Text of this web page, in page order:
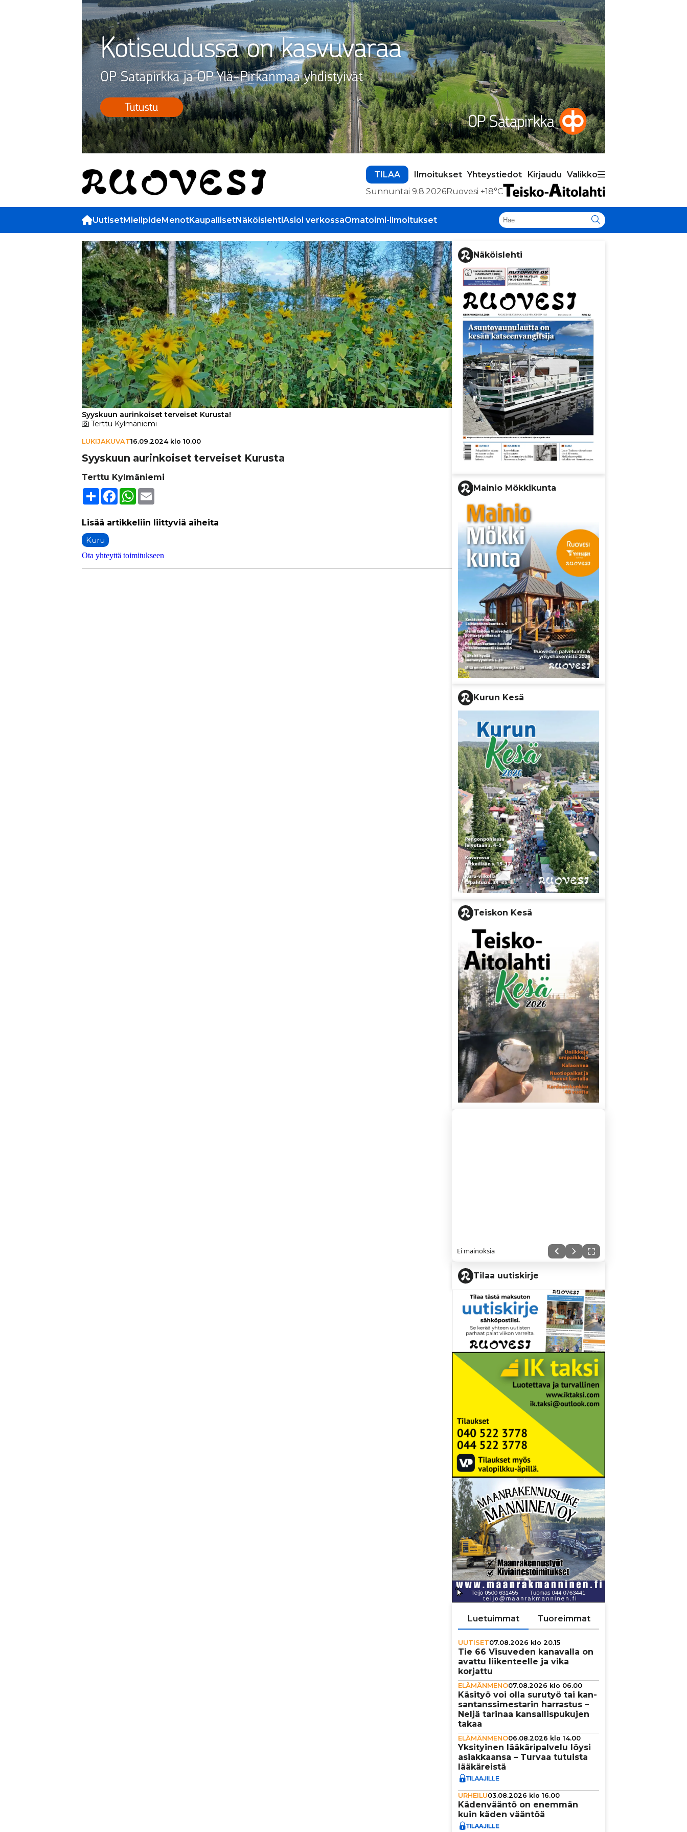
TILAA Ilmoitukset Yhteystiedot Kirjaudu Valikko
Sunnuntai 9.8.2026Ruovesi +18°C
UutisetMielipideMenotKaupallisetNäköislehtiAsioi verkossaOmatoimi-ilmoitukset
Syyskuun aurinkoiset terveiset Kurusta!
Terttu Kylmäniemi
LUKIJAKUVAT16.09.2024 klo 10.00
Syyskuun aurin­koi­set terveiset Kurusta
Terttu Kylmäniemi
Share FacebookWhatsApp
Kuru
Ota yhteyttä toimitukseen
Näköislehti
Mainio Mökkikunta
Kurun Kesä
Teiskon Kesä
Ei mainoksia
Tilaa uutiskirje
Luetuimmat Tuoreimmat
UUTISET07.08.2026 klo 20.15
Tie 66 Visuveden kanavalla on
avattu lii­ken­teelle ja vika
korjattu
ELÄMÄNMENO07.08.2026 klo 06.00
Käsityö voi olla surutyö tai kan­
san­tans­si­mes­ta­rin harrastus –
Neljä tarinaa kan­sal­lis­pu­ku­jen
takaa
ELÄMÄNMENO06.08.2026 klo 14.00
Yksi­tyi­nen lää­kä­ri­pal­velu löysi
asi­ak­kaansa – Turvaa tutuista
lää­kä­reistä
URHEILU03.08.2026 klo 16.00
Käden­vääntö on enemmän
kuin käden vääntöä